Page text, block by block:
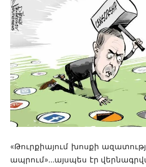
«Թուրքիայում խոսքի
ապրում»…այսպես էր